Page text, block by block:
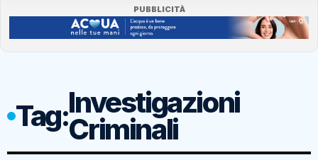
PUBBLICITÀ
Tag:Investigazioni
Criminali